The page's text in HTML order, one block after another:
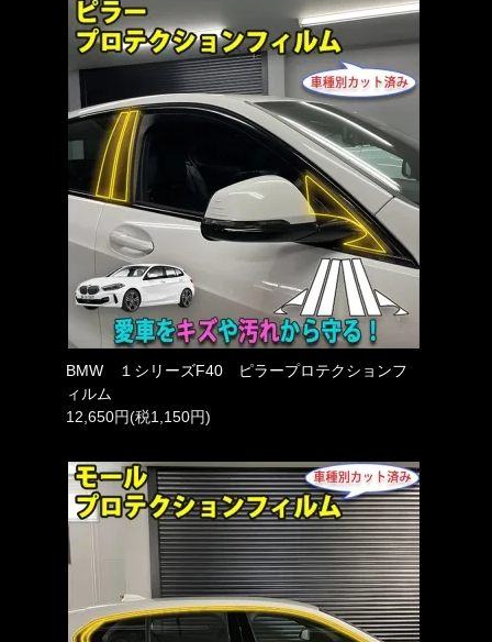
BMW １シリーズF40 ピラープロテクションフ
ィルム
12,650円(税1,150円)